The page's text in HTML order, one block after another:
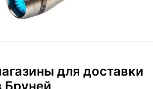
для доставки
Бруней